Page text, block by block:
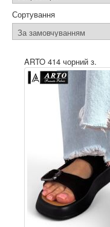
Сортування
ARTO 414 чорний з.